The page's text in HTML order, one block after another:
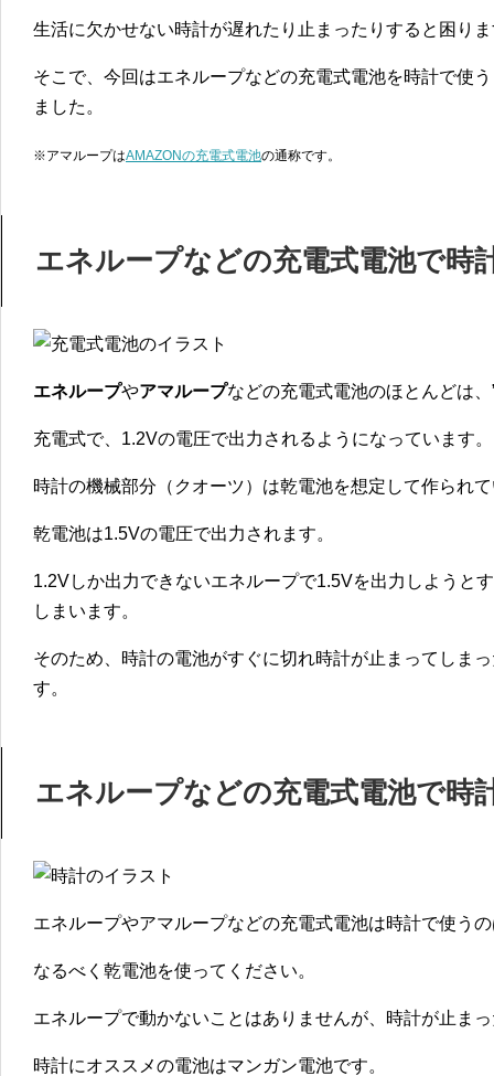
生活に欠かせない時計が遅れたり止まったりすると困り
そこで、今回はエネループなどの充電式電池を時計で使
ました。
※アマループはAMAZONの充電式電池の通称です。
エネループなどの充電式電池で時
エネループやアマループなどの充電式電池のほとんどは、
充電式で、1.2Vの電圧で出力されるようになっています。
時計の機械部分（クオーツ）は乾電池を想定して作られ
乾電池は1.5Vの電圧で出力されます。
1.2Vしか出力できないエネループで1.5Vを出力しようと
しまいます。
そのため、時計の電池がすぐに切れ時計が止まってしま
す。
エネループなどの充電式電池で時
エネループやアマループなどの充電式電池は時計で使う
なるべく 乾電池を使ってください。
エネループで動かないことはありませんが、時計が止ま
時計にオススメの電池はマンガン電池です。